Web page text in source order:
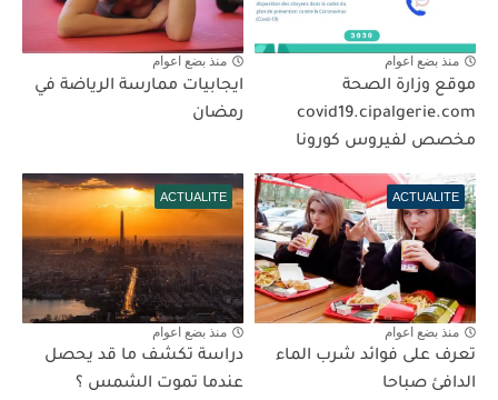
منذ بضع اعوام
موقع وزارة الصحة
covid19.cipalgerie.com
مخصص لفيروس كورونا
منذ بضع اعوام
ايجابيات ممارسة الرياضة في
رمضان
ACTUALITE
منذ بضع اعوام
تعرف على فوائد شرب الماء
الدافئ صباحا
ACTUALITE
منذ بضع اعوام
دراسة تكشف ما قد يحصل
عندما تموت الشمس ؟